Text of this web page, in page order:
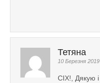
Тетяна
10 Березня
СІХ!, Дякую